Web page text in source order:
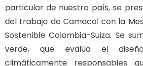
particular de nuestro país, se
del trabajo de Camacol con la
Sostenible Colombia-Suiza. Se
verde, que evalúa el
climáticamente responsables